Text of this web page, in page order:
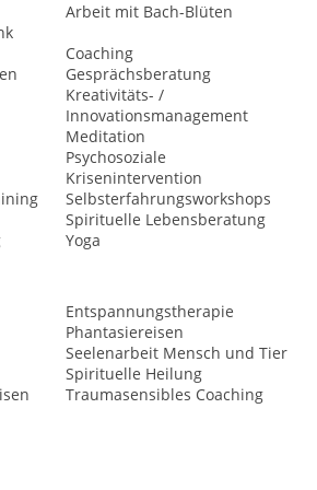
Arbeit mit Bach-Blüten
Coaching
Gesprächsberatung
Kreativitäts- /
Innovationsmanagement
Meditation
Psychosoziale
Krisenintervention
Selbsterfahrungsworkshops
Spirituelle Lebensberatung
Yoga
Entspannungstherapie
Phantasiereisen
Seelenarbeit Mensch und Tier
Spirituelle Heilung
Traumasensibles Coaching